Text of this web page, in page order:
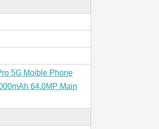
5G Moible Phone
64.0MP Main